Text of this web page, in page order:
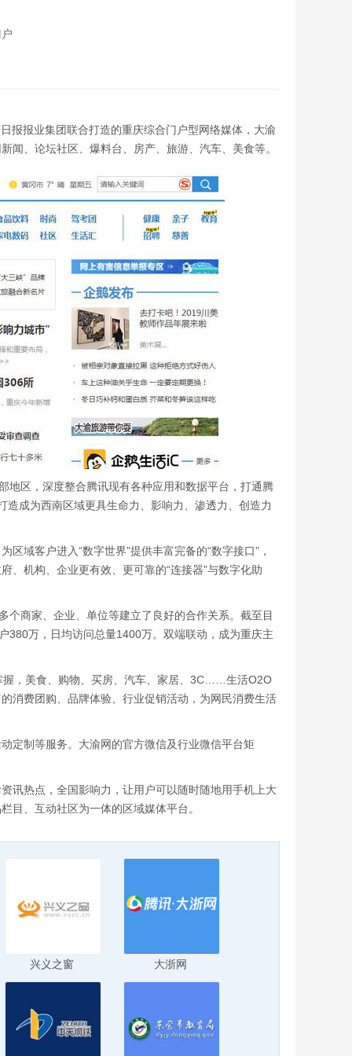
报报业集团联合打造的重庆综合门户型网络媒体，大渝
闻、论坛社区、爆料台、房产、旅游、汽车、美食等。
地区，深度整合腾讯现有各种应用和数据平台，打通腾
成为西南区域更具生命力、影响力、渗透力、创造力
域客户进入“数字世界”提供丰富完备的“数字接口”，
、机构、企业更有效、更可靠的“连接器”与数字化助
个商家、企业、单位等建立了良好的合作关系。截至目
380万，日均访问总量1400万。双端联动，成为重庆主
握，美食、购物、买房、汽车、家居、3C……生活O2O
消费团购、品牌体验、行业促销活动，为网民消费生活
定制等服务。大渝网的官方微信及行业微信平台矩
讯热点，全国影响力，让用户可以随时随地用手机上大
目、互动社区为一体的区域媒体平台。
兴义之窗 大浙网